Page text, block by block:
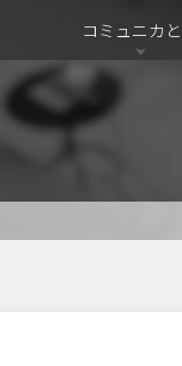
コミュニカ